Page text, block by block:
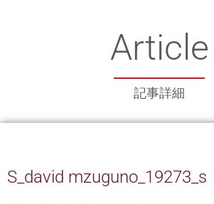
Article
記事詳細
S_david mzuguno_19273_s